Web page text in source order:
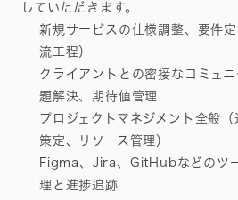
していただきます。
新規サービスの仕様調整、要件
流工程）
クライアントとの密接なコミュ
題解決、期待値管理
プロジェクトマネジメント全般
策定、リソース管理）
Figma、Jira、GitHubなどのツ
理と進捗追跡